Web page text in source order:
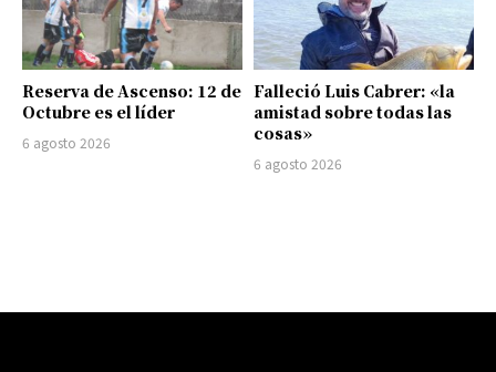
Reserva de Ascenso: 12 de
Octubre es el líder
6 agosto 2026
Falleció Luis Cabrer: «la
amistad sobre todas las
cosas»
6 agosto 2026